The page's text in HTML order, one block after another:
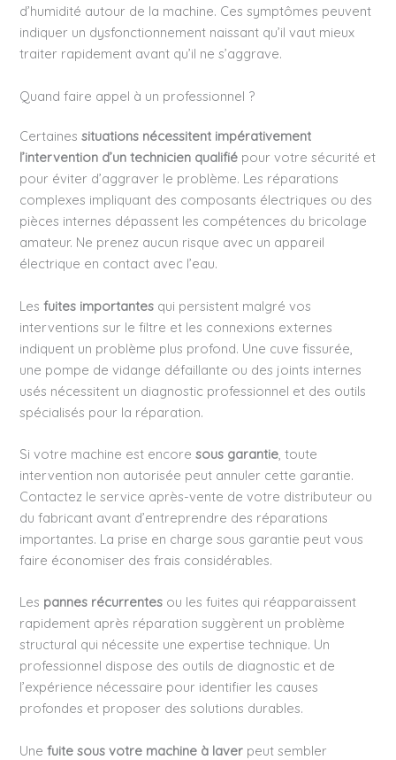
d’humidité autour de la machine. Ces symptômes peuvent
indiquer un dysfonctionnement naissant qu’il vaut mieux
traiter rapidement avant qu’il ne s’aggrave.
Quand faire appel à un professionnel ?
Certainessituations nécessitent impérativement
l’intervention d’un technicien qualifié pour votre sécurité et
pour éviter d’aggraver le problème. Les réparations
complexes impliquant des composants électriques ou des
pièces internes dépassent les compétences du bricolage
amateur. Ne prenez aucun risque avec un appareil
électrique en contact avec l’eau.
Lesfuites importantes qui persistent malgré vos
interventions sur le filtre et les connexions externes
indiquent un problème plus profond. Une cuve fissurée,
une pompe de vidange défaillante ou des joints internes
usés nécessitent un diagnostic professionnel et des outils
spécialisés pour la réparation.
Si votre machine est encoresous garantie, toute
intervention non autorisée peut annuler cette garantie.
Contactez le service après-vente de votre distributeur ou
du fabricant avant d’entreprendre des réparations
importantes. La prise en charge sous garantie peut vous
faire économiser des frais considérables.
Les pannes récurrentes ou les fuites qui réapparaissent
rapidement après réparation suggèrent un problème
structural qui nécessite une expertise technique. Un
professionnel dispose des outils de diagnostic et de
l’expérience nécessaire pour identifier les causes
profondes et proposer des solutions durables.
Unefuite sous votre machine à laver peut sembler